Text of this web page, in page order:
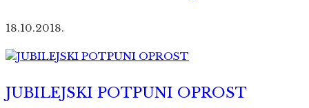
18.10.2018.
JUBILEJSKI POTPUNI OPROST